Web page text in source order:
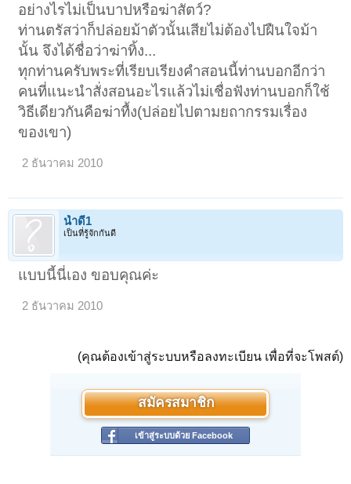
อย่างไรไม่เป็นบาปหรือฆ่าสัตว์?
ท่านตรัสว่าก็ปล่อยม้าตัวนั้นเสียไม่ต้องไปฝืนใจม้า
นั้น จึงได้ชื่อว่าฆ่าทิ้ง...
ทุกท่านครับพระที่เรียบเรียงคำสอนนี้ท่านบอกอีกว่า
คนที่แนะนำสั่งสอนอะไรแล้วไม่เชื่อฟังท่านบอกก็ใช้
วิธีเดียวกันคือฆ่าทื้ง(ปล่อยไปตามยถากรรมเรื่อง
ของเขา)
2 ธันวาคม 2010
น้ำดี1
เป็นที่รู้จักกันดี
แบบนี้นี่เอง ขอบคุณค่ะ
2 ธันวาคม 2010
(คุณต้องเข้าสู่ระบบหรือลงทะเบียน เพื่อที่จะโพสต์)
สมัครสมาชิก
เข้าสู่ระบบด้วย Facebook